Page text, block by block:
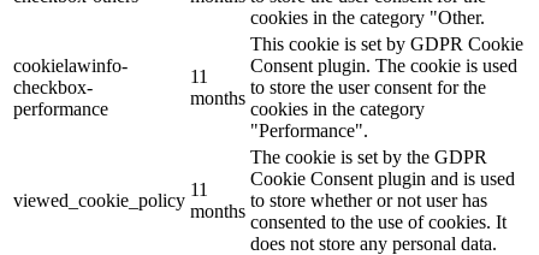
cookies in the category "Other.
cookielawinfo-
checkbox-
performance
11
months
This cookie is set by GDPR Cookie
Consent plugin. The cookie is used
to store the user consent for the
cookies in the category
"Performance".
viewed_cookie_policy
11
months
The cookie is set by the GDPR
Cookie Consent plugin and is used
to store whether or not user has
consented to the use of cookies. It
does not store any personal data.